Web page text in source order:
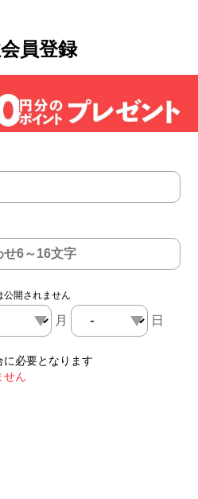
員登録
開されません
月 日
必要となります
せん